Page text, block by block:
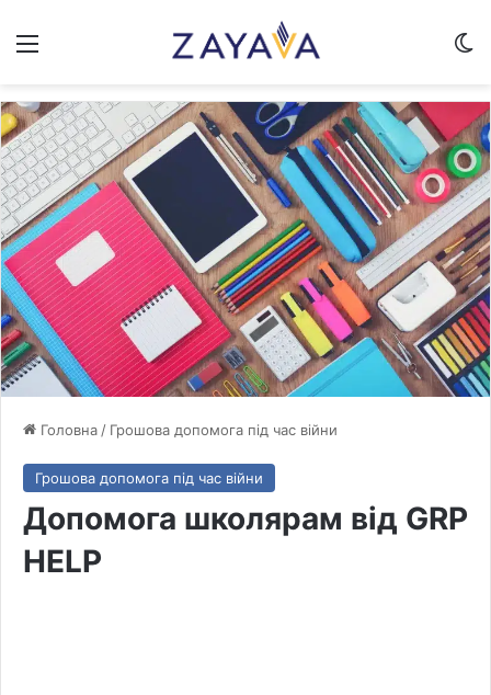
Меню
Головна / Грошова допомога під час війни
Грошова допомога під час війни
Допомога школярам від GRP
HELP